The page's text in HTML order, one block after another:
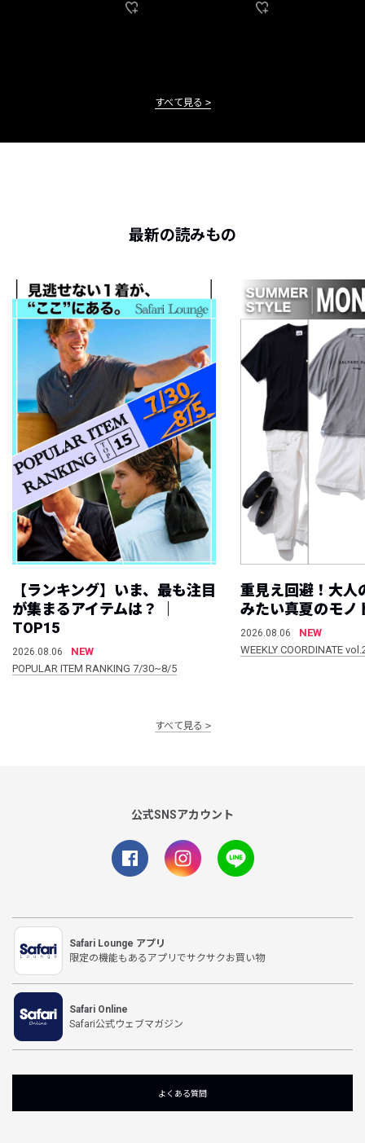
すべて見る
最新の読みもの
【ランキング】いま、最も注目
が集まるアイテムは？ ｜
TOP15
2026.08.06
NEW
POPULAR ITEM RANKING 7/30~8/5
重見え回避！大人
みたい真夏のモノ
2026.08.06
NEW
WEEKLY COORDINATE
すべて見る
公式SNSアカウント
Safari Lounge アプリ
限定の機能もあるアプリでサクサクお買い物
Safari Online
Safari公式ウェブマガジン
よくある質問